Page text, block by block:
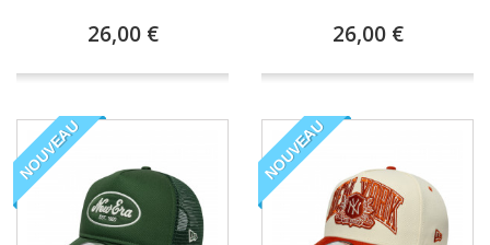
26,00 € 26,00 €
NOUVEAU NOUVEAU